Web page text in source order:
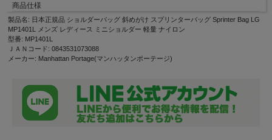
商品仕様
製品名: 日本正規品 ショルダーバッグ 斜めがけ スプリンターバッグ Sprinter Bag LG
MP1401L メンズ レディース ミニショルダー 軽量 ナイロン
型番: MP1401L
ＪＡＮコード: 0843531073088
メーカー: Manhattan Portage(マンハッタンポーテージ)